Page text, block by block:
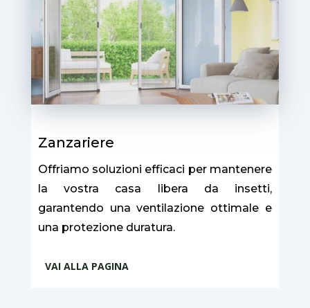
Zanzariere
Offriamo soluzioni efficaci per mantenere
la vostra casa libera da insetti,
garantendo una ventilazione ottimale e
una protezione duratura.
VAI ALLA PAGINA